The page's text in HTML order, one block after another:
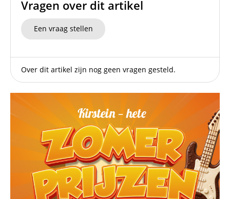
Vragen over dit artikel
Een vraag stellen
Over dit artikel zijn nog geen vragen gesteld.